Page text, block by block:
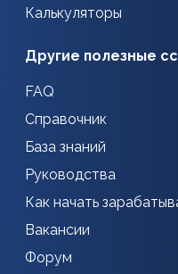
Калькуляторы
Другие полезные
FAQ
Справочник
База знаний
Руководства
Как начать
Вакансии
Форум